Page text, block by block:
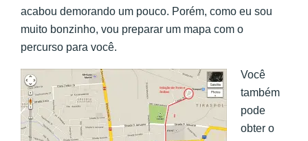
acabou demorando um pouco. Porém, como eu sou
muito bonzinho, vou preparar um mapa com o
percurso para você.
Você
também
pode
obter o